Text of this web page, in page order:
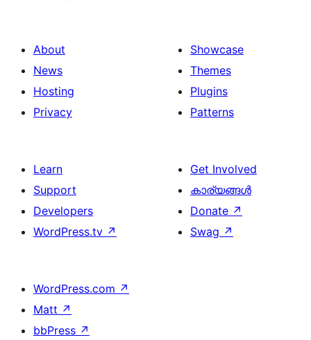
About
News
Hosting
Privacy
Showcase
Themes
Plugins
Patterns
Learn
Support
Developers
WordPress.tv ↗
Get Involved
കാര്യങ്ങള്‍
Donate ↗
Swag ↗
WordPress.com ↗
Matt ↗
bbPress ↗